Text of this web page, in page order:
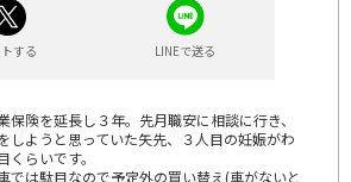
する LINEで送る
保険を延長し３年。先月職安に相談に行き、
しようと思っていた矢先、３人目の妊娠がわ
らいです。
では駄目なので予定外の買い替え(車がないと